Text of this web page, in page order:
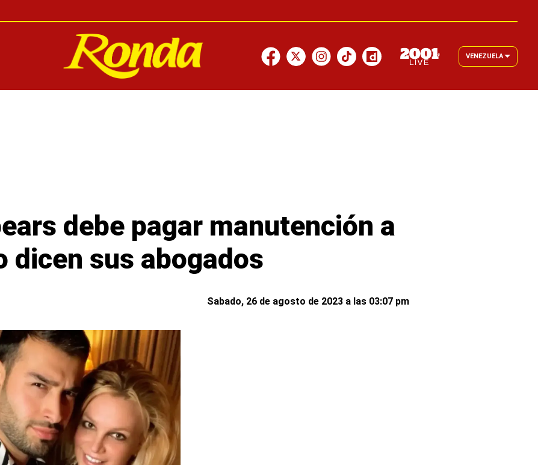
debe pagar manutención a
dicen sus abogados
Sabado, 26 de agosto de 2023 a las 03:07 pm
VENEZUELA